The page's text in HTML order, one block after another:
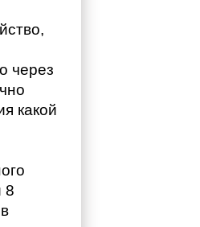
через
какой
8